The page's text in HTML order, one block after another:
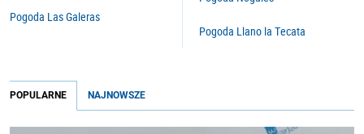
Pogoda Las Galeras
Pogoda Llano la Tecata
POPULARNE NAJNOWSZE